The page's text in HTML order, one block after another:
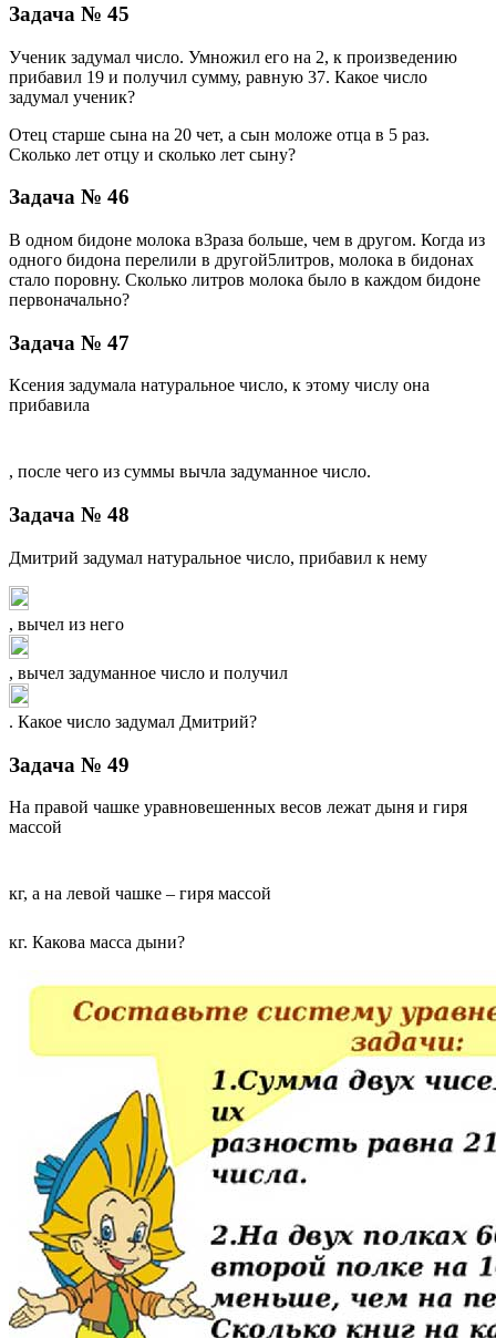
Задача № 45
Ученик задумал число. Умножил его на 2, к произведению
прибавил 19 и получил сумму, равную 37. Какое число
задумал ученик?
Отец старше сына на 20 чет, а сын моложе отца в 5 раз.
Сколько лет отцу и сколько лет сыну?
Задача № 46
В одном бидоне молока в3раза больше, чем в другом. Когда из
одного бидона перелили в другой5литров, молока в бидонах
стало поровну. Сколько литров молока было в каждом бидоне
первоначально?
Задача № 47
Ксения задумала натуральное число, к этому числу она
прибавила
, после чего из суммы вычла задуманное число.
Задача № 48
Дмитрий задумал натуральное число, прибавил к нему
, вычел из него
, вычел задуманное число и получил
. Какое число задумал Дмитрий?
Задача № 49
На правой чашке уравновешенных весов лежат дыня и гиря
массой
кг, а на левой чашке – гиря массой
кг. Какова масса дыни?